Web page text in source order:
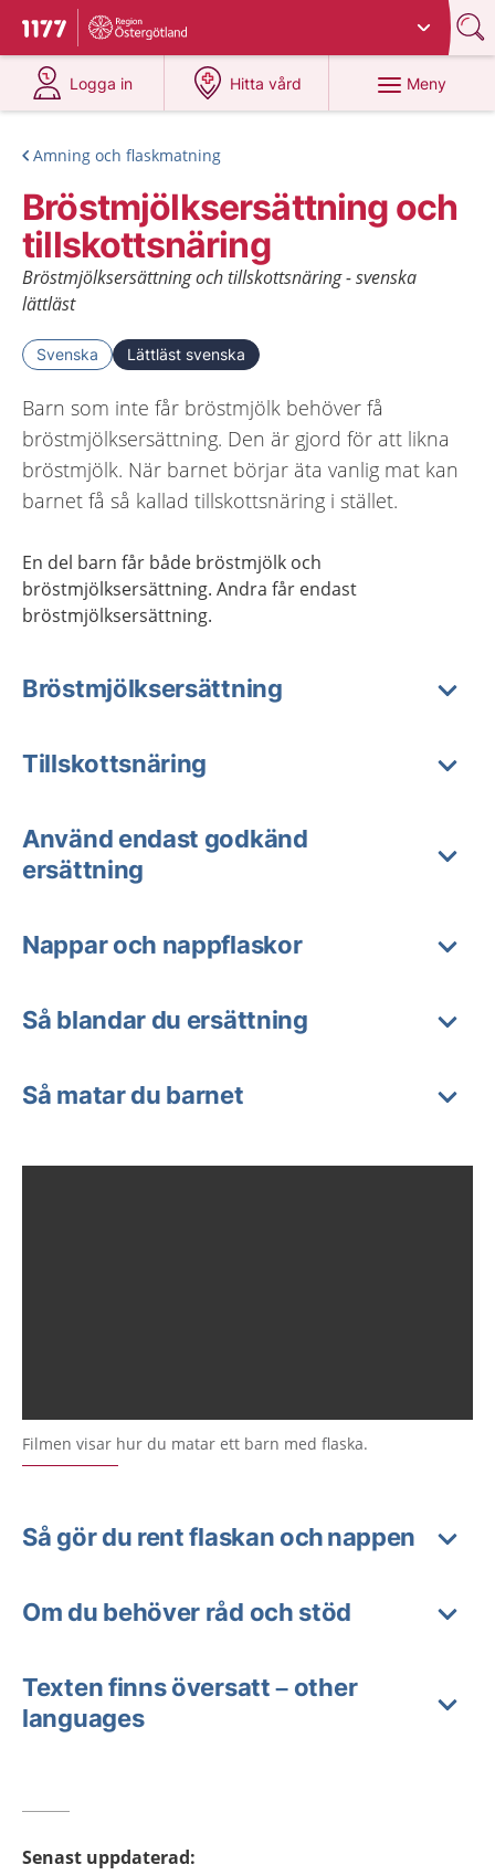
Till startsidan för 1177
Du har valt region
Logga in
på 1177.se
Hitta vård
på 1177.se
Meny
Amning och flaskmatning
Bröstmjölksersättning och
tillskottsnäring
Bröstmjölksersättning och tillskottsnäring - svenska
lättläst
Svenska Lättläst svenska
Barn som inte får bröstmjölk behöver få
bröstmjölksersättning. Den är gjord för att likna
bröstmjölk. När barnet börjar äta vanlig mat kan
barnet få så kallad tillskottsnäring i stället.
En del barn får både bröstmjölk och
bröstmjölksersättning. Andra får endast
bröstmjölksersättning.
Bröstmjölksersättning
Tillskottsnäring
Använd endast godkänd
ersättning
Nappar och nappflaskor
Så blandar du ersättning
Så matar du barnet
Filmen visar hur du matar ett barn med flaska.
Så gör du rent flaskan och nappen
Om du behöver råd och stöd
Texten finns översatt – other
languages
Senast uppdaterad: